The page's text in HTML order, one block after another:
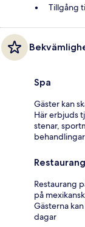
Tillgång
Spa
Gäster kan
Här erbjuds
stenar,
Restaurang
på
Gästerna
dagar